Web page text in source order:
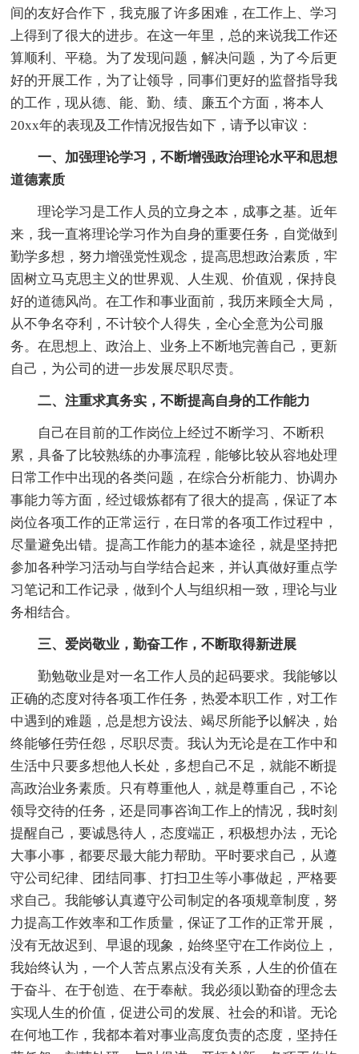
间的友好合作下，我克服了许多困难，在工作上、学习
上得到了很大的进步。在这一年里，总的来说我工作还
算顺利、平稳。为了发现问题，解决问题，为了今后更
好的开展工作，为了让领导，同事们更好的监督指导我
的工作，现从德、能、勤、绩、廉五个方面，将本人
20xx年的表现及工作情况报告如下，请予以审议：
一、加强理论学习，不断增强政治理论水平和思想
道德素质
理论学习是工作人员的立身之本，成事之基。近年
来，我一直将理论学习作为自身的重要任务，自觉做到
勤学多想，努力增强党性观念，提高思想政治素质，牢
固树立马克思主义的世界观、人生观、价值观，保持良
好的道德风尚。在工作和事业面前，我历来顾全大局，
从不争名夺利，不计较个人得失，全心全意为公司服
务。在思想上、政治上、业务上不断地完善自己，更新
自己，为公司的进一步发展尽职尽责。
二、注重求真务实，不断提高自身的工作能力
自己在目前的工作岗位上经过不断学习、不断积
累，具备了比较熟练的办事流程，能够比较从容地处理
日常工作中出现的各类问题，在综合分析能力、协调办
事能力等方面，经过锻炼都有了很大的提高，保证了本
岗位各项工作的正常运行，在日常的各项工作过程中，
尽量避免出错。提高工作能力的基本途径，就是坚持把
参加各种学习活动与自学结合起来，并认真做好重点学
习笔记和工作记录，做到个人与组织相一致，理论与业
务相结合。
三、爱岗敬业，勤奋工作，不断取得新进展
勤勉敬业是对一名工作人员的起码要求。我能够以
正确的态度对待各项工作任务，热爱本职工作，对工作
中遇到的难题，总是想方设法、竭尽所能予以解决，始
终能够任劳任怨，尽职尽责。我认为无论是在工作中和
生活中只要多想他人长处，多想自己不足，就能不断提
高政治业务素质。只有尊重他人，就是尊重自己，不论
领导交待的任务，还是同事咨询工作上的情况，我时刻
提醒自己，要诚恳待人，态度端正，积极想办法，无论
大事小事，都要尽最大能力帮助。平时要求自己，从遵
守公司纪律、团结同事、打扫卫生等小事做起，严格要
求自己。我能够认真遵守公司制定的各项规章制度，努
力提高工作效率和工作质量，保证了工作的正常开展，
没有无故迟到、早退的现象，始终坚守在工作岗位上，
我始终认为，一个人苦点累点没有关系，人生的价值在
于奋斗、在于创造、在于奉献。我必须以勤奋的理念去
实现人生的价值，促进公司的发展、社会的和谐。无论
在何地工作，我都本着对事业高度负责的态度，坚持任